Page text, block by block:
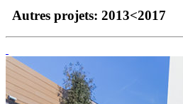
Autres projets: 2013<2017